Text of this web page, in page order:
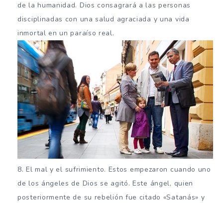
de la humanidad. Dios consagrará a las personas
disciplinadas con una salud agraciada y una vida
inmortal en un paraíso real.
El mal y el sufrimiento. Estos empezaron cuando uno
de los ángeles de Dios se agitó. Este ángel, quien
posteriormente de su rebelión fue citado «Satanás» y